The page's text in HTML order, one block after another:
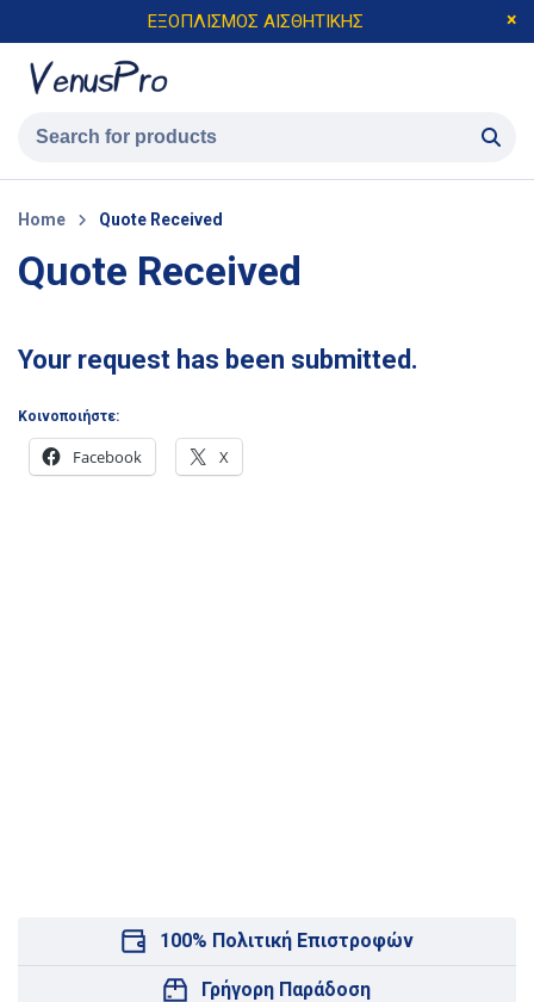
ΕΞΟΠΛΙΣΜΟΣ ΑΙΣΘΗΤΙΚΗΣ
Home Quote Received
Quote Received
Your request has been submitted.
Κοινοποιήστε:
Facebook X
100% Πολιτική Επιστροφών
Γρήγορη Παράδοση